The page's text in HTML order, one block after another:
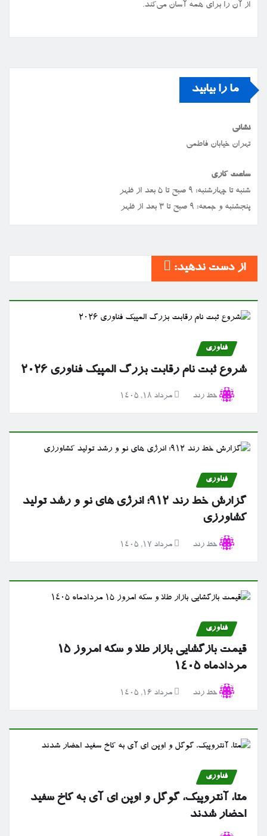
از آن را برای همه آسان می‌کند.
ما را بیابید
نشانی
تهران خیابان فاطمی
ساعت کاری
شنبه تا چهارشنبه: ۹ صبح تا ۵ بعد از ظهر
پنجشنبه و جمعه: ۹ صبح تا ۳ بعد از ظهر
از دست ندهید:
فناوری
شروع ثبت نام رقابت بزرگ المپیک فناوری ۲۰۲۶
خط رند مرداد ۱۸, ۱۴۰۵
فناوری
گزارش خط رند ۹۱۲؛ انرژی های نو و رشد تولید
کشاورزی
خط رند مرداد ۱۷, ۱۴۰۵
فناوری
قیمت بازگشایی بازار طلا و سکه امروز ۱۵
مردادماه ۱۴۰۵
خط رند مرداد ۱۶, ۱۴۰۵
فناوری
متا، آنتروپیک، گوگل و اوپن ای آی به کاخ سفید
احضار شدند